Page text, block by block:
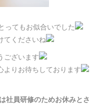
ってもお似合いでした
てくださいね
ございます
よりお待ちしております
は社員研修のためお休みとさ